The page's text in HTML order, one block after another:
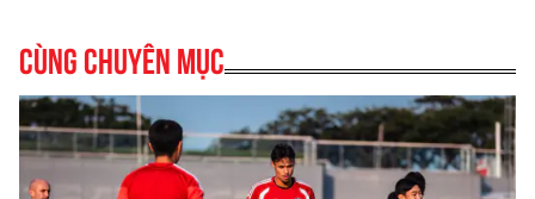
Cùng chuyên mục